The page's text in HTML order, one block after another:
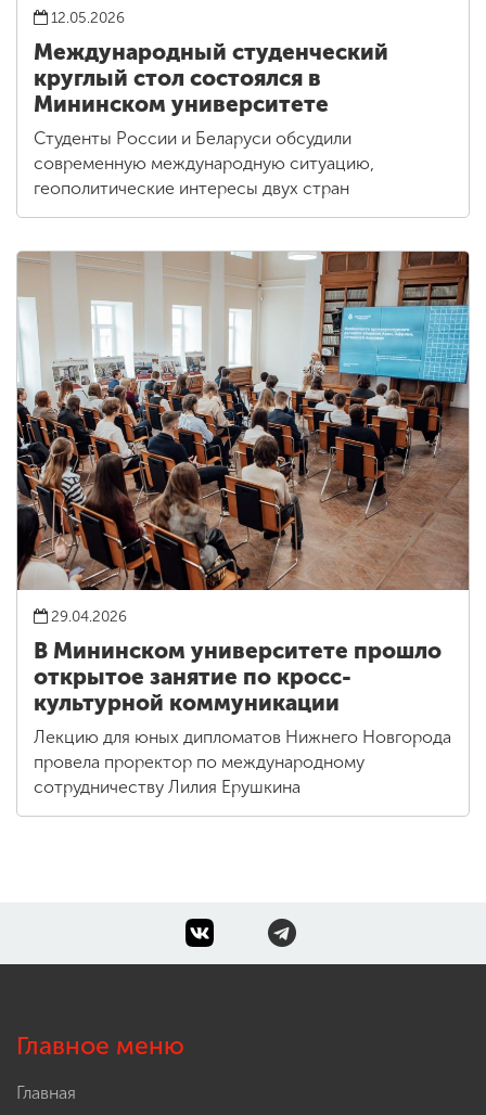
12.05.2026
Международный студенческий
круглый стол состоялся в
Мининском университете
Студенты России и Беларуси обсудили
современную международную ситуацию,
геополитические интересы двух стран
29.04.2026
В Мининском университете прошло
открытое занятие по кросс-
культурной коммуникации
Лекцию для юных дипломатов Нижнего Новгорода
провела проректор по международному
сотрудничеству Лилия Ерушкина
Главное меню
Главная